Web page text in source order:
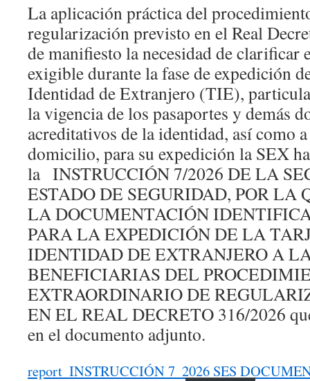
La aplicación práctica del
regularización previsto en el Real
de manifiesto la necesidad de clarificar
exigible durante la fase de expedición
Identidad de Extranjero (TIE),
la vigencia de los pasaportes y demás
acreditativos de la identidad, así como
domicilio, para su expedición la SEX
la INSTRUCCIÓN 7/2026 DE LA
ESTADO DE SEGURIDAD, POR LA
LA DOCUMENTACIÓN
PARA LA EXPEDICIÓN DE LA
IDENTIDAD DE EXTRANJERO A
BENEFICIARIAS DEL
EXTRAORDINARIO DE
EN EL REAL DECRETO 316/2026
en el documento adjunto.
report_INSTRUCCIÓN 7_2026 SES